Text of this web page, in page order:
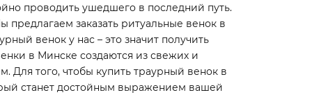
проводить ушедшего в последний путь.
заказать ритуальные венок в
венок у нас – это значит получить
в Минске создаются из свежих и
Для того, чтобы купить траурный венок в
станет достойным выражением вашей